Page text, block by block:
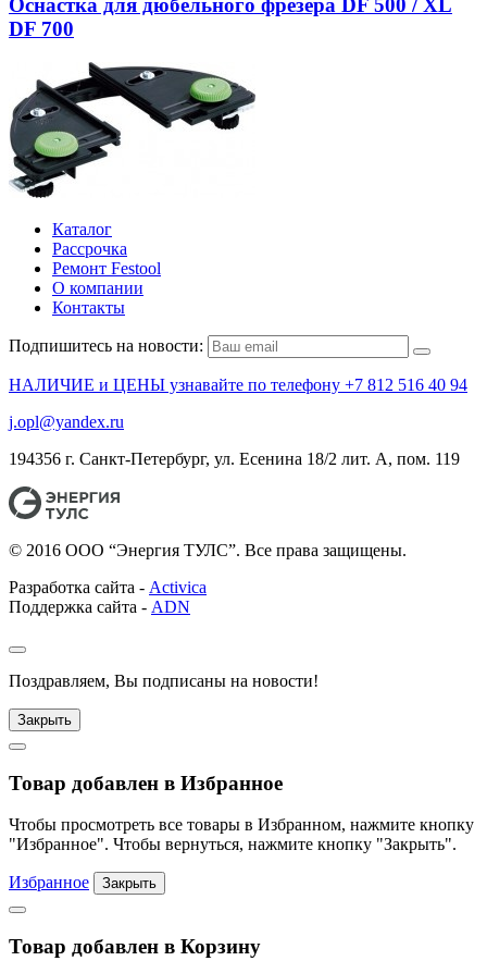
Оснастка для дюбельного фрезера DF 500 / XL
DF 700
Каталог
Рассрочка
Ремонт Festool
О компании
Контакты
Подпишитесь на новости:
НАЛИЧИЕ и ЦЕНЫ узнавайте по телефону +7 812 516 40 94
j.opl@yandex.ru
194356 г. Санкт-Петербург, ул. Есенина 18/2 лит. А, пом. 119
© 2016 ООО “Энергия ТУЛС”. Все права защищены.
Разработка сайта - Activica
Поддержка сайта - ADN
Поздравляем, Вы подписаны на новости!
Закрыть
Товар добавлен в Избранное
Чтобы просмотреть все товары в Избранном, нажмите кнопку
"Избранное". Чтобы вернуться, нажмите кнопку "Закрыть".
Избранное Закрыть
Товар добавлен в Корзину